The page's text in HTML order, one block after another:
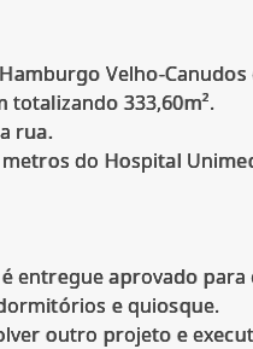
Velho-
totalizando 333,60m².
rua.
do Hospital
entregue aprovado para
e quiosque.
outro projeto e